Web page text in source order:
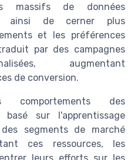
massifs de données
ainsi de cerner plus
et les préférences
par des campagnes
augmentant
de conversion.
comportements des
basé sur l'apprentissage
segments de marché
ces ressources, les